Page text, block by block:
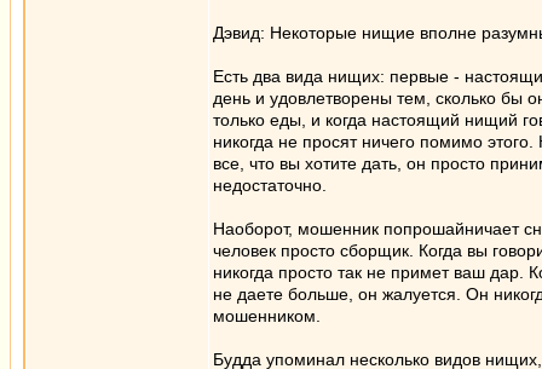
Дэвид: Некоторые нищие вполне
Есть два вида нищих: первые -
день и удовлетворены тем, сколько бы
только еды, и когда настоящий нищий
никогда не просят ничего помимо
все, что вы хотите дать, он просто
недостаточно.
Наоборот, мошенник попрошайничает
человек просто сборщик. Когда вы
никогда просто так не примет ваш дар.
не даете больше, он жалуется. Он
мошенником.
Будда упоминал несколько видов